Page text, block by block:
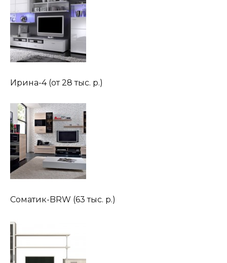
Ирина-4 (от 28 тыс. р.)
Соматик-BRW (63 тыс. р.)